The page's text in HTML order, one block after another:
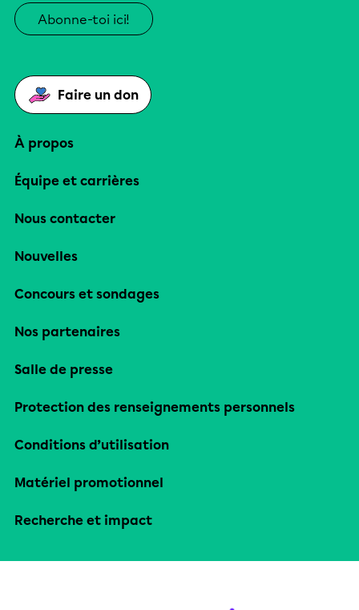
Abonne-toi ici!
Faire un don
À propos
Équipe et carrières
Nous contacter
Nouvelles
Concours et sondages
Nos partenaires
Salle de presse
Protection des renseignements personnels
Conditions d’utilisation
Matériel promotionnel
Recherche et impact